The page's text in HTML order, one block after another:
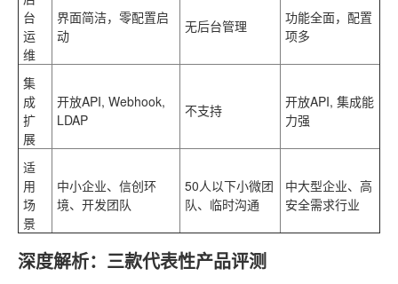
台
运
维
界面简洁，零配置启
动
无后台管理
功能全面，配置
项多
集
成
扩
展
开放API, Webhook,
LDAP
不支持
开放API, 集成能
力强
适
用
场
景
中小企业、信创环
境、开发团队
50人以下小微团
队、临时沟通
中大型企业、高
安全需求行业
深度解析：三款代表性产品评测